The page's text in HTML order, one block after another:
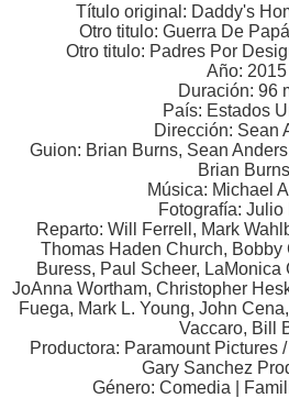
Título original: Daddy's
Otro titulo: Guerra De
Otro titulo: Padres Por
Año: 2015
Duración: 96
País: Estados
Dirección: Sean
Guion: Brian Burns, Sean
Brian
Música: Michael
Fotografía: Julio
Reparto: Will Ferrell, Mark
Thomas Haden Church, Bobby
Buress, Paul Scheer, LaMonica
JoAnna Wortham, Christopher
Fuega, Mark L. Young, John
Vaccaro, Bill
Productora: Paramount Pictures
Gary Sanchez
Género: Comedia |